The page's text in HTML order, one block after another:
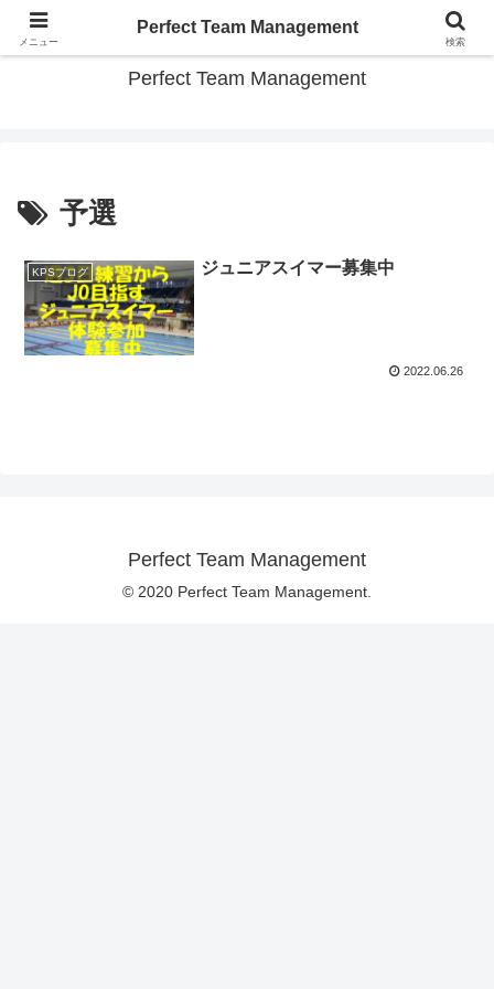
スポーツチーム パーフェクト運営のコツ教えます
Perfect Team Management
予選
KPSブログ ジュニアスイマー募集中
2022.06.26
Perfect Team Management
© 2020 Perfect Team Management.
メニュー
Perfect Team Management
検索